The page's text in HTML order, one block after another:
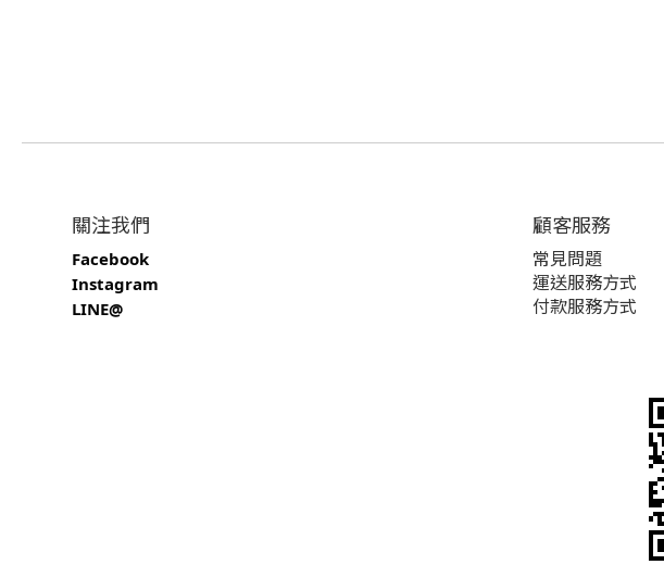
關注我們
Facebook
Instagram
LINE@
顧客服務
常見問題
運送服務方式
付款服務方式